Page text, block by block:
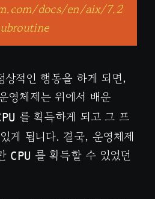
docs/en/aix/7.2
상적인 행동을 하게 되면,
영체제는 위에서 배운
를 획득하게 되고 그 프
게 됩니다. 결국, 운영체제
CPU 를 획득할 수 있었던